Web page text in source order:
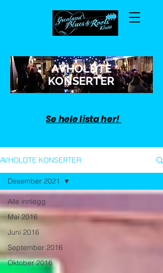
AVHOLDTE
KONSERTER
Se hele lista her!
AVHOLDTE KONSERTER
Alle innlegg
Mai 2016
Juni 2016
September 2016
Oktober 2016
Desember 2021